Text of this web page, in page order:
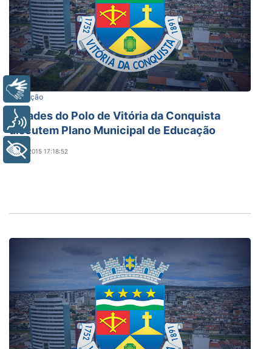
Educação
Cidades do Polo de Vitória da Conquista
discutem Plano Municipal de Educação
13/05/2015 17:18:52
Libras
Voz
+ Acessibilidade